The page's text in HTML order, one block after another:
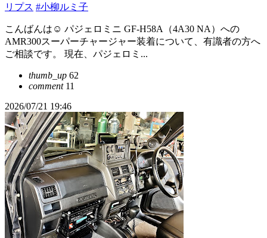
リプス #小柳ルミ子
こんばんは☺️ パジェロミニ GF-H58A（4A30 NA）への
AMR300スーパーチャージャー装着について、有識者の方へ
ご相談です。 現在、パジェロミ...
thumb_up 62
comment11
2026/07/21 19:46